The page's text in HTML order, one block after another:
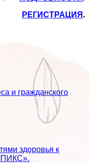
РЕГИСТРАЦИЯ.
и гражданского
здоровья к